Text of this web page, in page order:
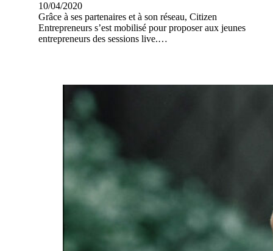
10/04/2020
Grâce à ses partenaires et à son réseau, Citizen
Entrepreneurs s’est mobilisé pour proposer aux jeunes
entrepreneurs des sessions live.…